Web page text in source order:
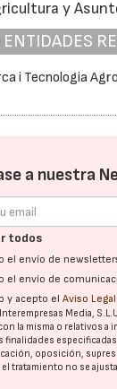
y
ENTIDADES
i Tecnologia
a nuestra
todos
el envío de
el envío de
y acepto elAviso Legal
Interempresas Media,
la misma o relativos a
finalidades especificadas
oposición,
tratamiento no se